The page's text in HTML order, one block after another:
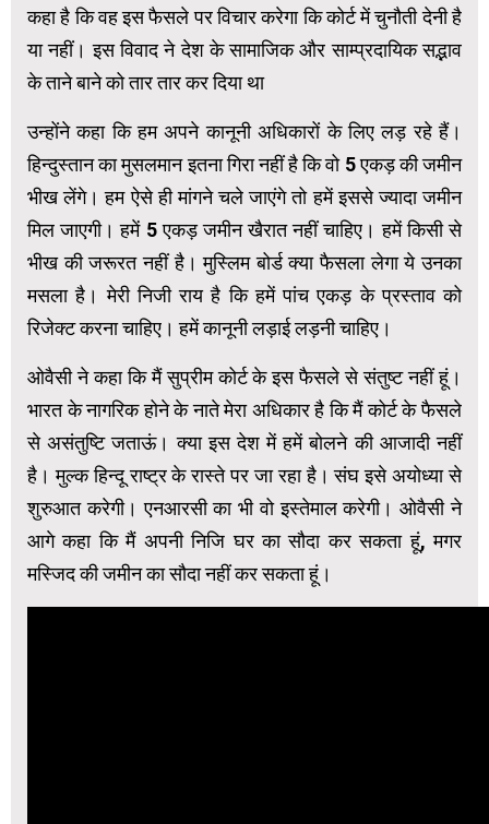
कहा है कि वह इस फैसले पर विचार करेगा कि कोर्ट में चुनौती देनी है
या नहीं। इस विवाद ने देश के सामाजिक और साम्प्रदायिक सद्भाव
के ताने बाने को तार तार कर दिया था
उन्होंने कहा कि हम अपने कानूनी अधिकारों के लिए लड़ रहे हैं।
हिन्दुस्तान का मुसलमान इतना गिरा नहीं है कि वो 5 एकड़ की जमीन
भीख लेंगे। हम ऐसे ही मांगने चले जाएंगे तो हमें इससे ज्यादा जमीन
मिल जाएगी। हमें 5 एकड़ जमीन खैरात नहीं चाहिए। हमें किसी से
भीख की जरूरत नहीं है। मुस्लिम बोर्ड क्या फैसला लेगा ये उनका
मसला है। मेरी निजी राय है कि हमें पांच एकड़ के प्रस्ताव को
रिजेक्ट करना चाहिए। हमें कानूनी लड़ाई लड़नी चाहिए।
ओवैसी ने कहा कि मैं सुप्रीम कोर्ट के इस फैसले से संतुष्ट नहीं हूं।
भारत के नागरिक होने के नाते मेरा अधिकार है कि मैं कोर्ट के फैसले
से असंतुष्टि जताऊं। क्या इस देश में हमें बोलने की आजादी नहीं
है। मुल्क हिन्दू राष्ट्र के रास्ते पर जा रहा है। संघ इसे अयोध्या से
शुरुआत करेगी। एनआरसी का भी वो इस्तेमाल करेगी। ओवैसी ने
आगे कहा कि मैं अपनी निजि घर का सौदा कर सकता हूं, मगर
मस्जिद की जमीन का सौदा नहीं कर सकता हूं।